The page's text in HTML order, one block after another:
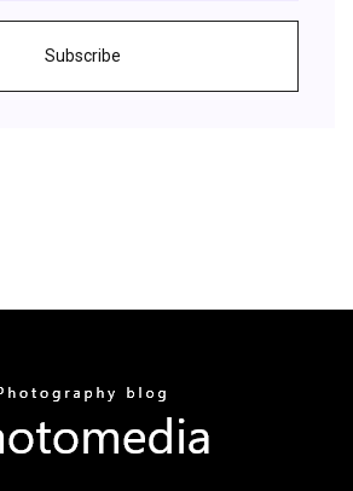
Subscribe